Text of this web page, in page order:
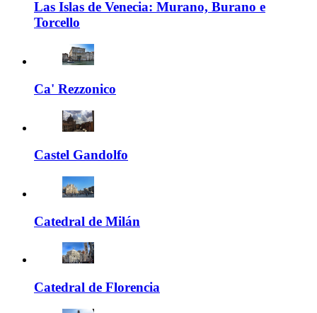
Las Islas de Venecia: Murano, Burano e
Torcello
Ca' Rezzonico
Castel Gandolfo
Catedral de Milán
Catedral de Florencia